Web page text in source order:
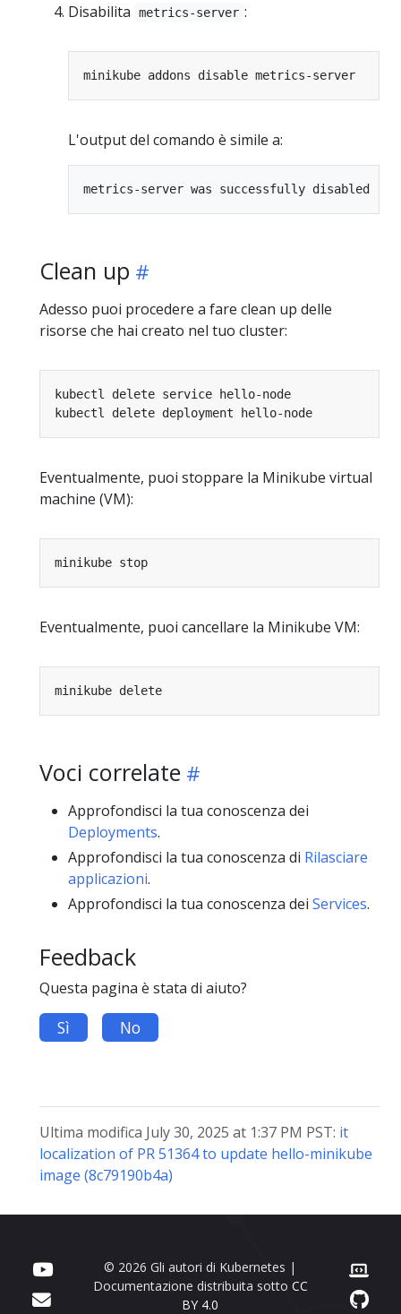
Disabilita metrics-server :
L'output del comando è simile a:
Clean up
Adesso puoi procedere a fare clean up delle
risorse che hai creato nel tuo cluster:
Eventualmente, puoi stoppare la Minikube virtual
machine (VM):
Eventualmente, puoi cancellare la Minikube VM:
Voci correlate
Approfondisci la tua conoscenza dei
Deployments.
Approfondisci la tua conoscenza di Rilasciare
applicazioni.
Approfondisci la tua conoscenza dei Services.
Feedback
Questa pagina è stata di aiuto?
Sì No
Ultima modifica July 30, 2025 at 1:37 PM PST: it
localization of PR 51364 to update hello-minikube
image (8c79190b4a)
© 2026 Gli autori di Kubernetes |
Documentazione distribuita sotto CC
BY 4.0